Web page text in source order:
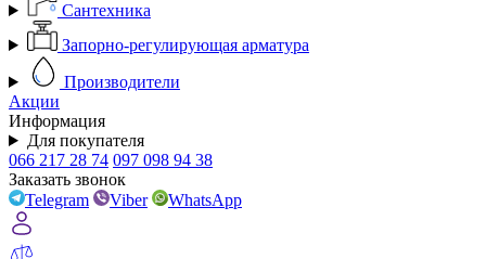
Сантехника
Запорно-регулирующая арматура
Производители
Акции
Информация
Для покупателя
066 217 28 74 097 098 94 38
Заказать звонок
Telegram
Viber WhatsApp